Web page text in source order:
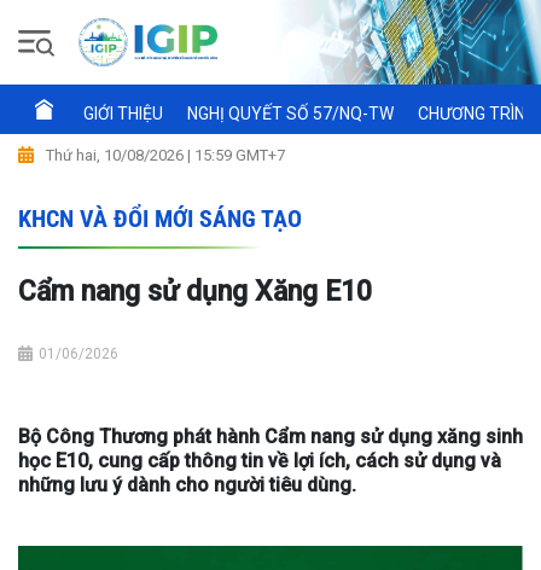
GIỚI THIỆU NGHỊ QUYẾT SỐ 57/NQ-TW CHƯƠNG
Thứ hai, 10/08/2026 | 15:59 GMT+7
KHCN VÀ ĐỔI MỚI SÁNG TẠO
Cẩm nang sử dụng Xăng E10
01/06/2026
Bộ Công Thương phát hành Cẩm nang sử dụng xăng sinh
học E10, cung cấp thông tin về lợi ích, cách sử dụng và
những lưu ý dành cho người tiêu dùng.